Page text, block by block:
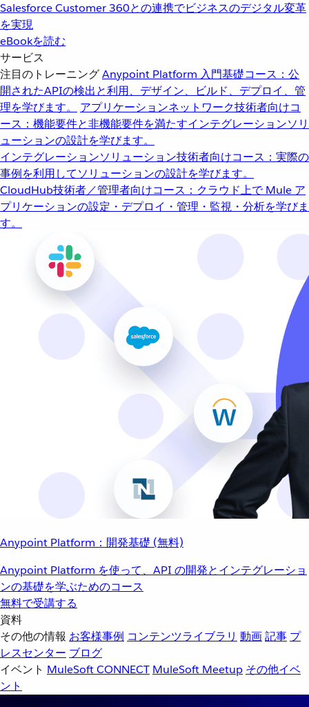
Salesforce Customer 360との連携でビジネスのデジタル変革
を実現
eBookを読む
サービス
注目のトレーニングAnypoint Platform 入門基礎コース：公
開されたAPIの検出と利用、デザイン、ビルド、デプロイ、管
理を学びます。
アプリケーションネットワーク技術者向けコ
ース：機能要件と非機能要件を満たすインテグレーションソリ
ューションの設計を学びます。
インテグレーションソリューション技術者向けコース：実際の
事例を利用してソリューションの設計を学びます。
CloudHub技術者／管理者向けコース：クラウド上で Mule ア
プリケーションの設定・デプロイ・管理・監視・分析を学びま
す。
Anypoint Platform：開発基礎 (無料)
Anypoint Platform を使って、API の開発とインテグレーショ
ンの基礎を学ぶためのコース
無料で受講する
資料
その他の情報 お客様事例 コンテンツライブラリ 動画記事 プ
レスセンター ブログ
イベント MuleSoft CONNECT MuleSoft Meetup その他イベ
ント